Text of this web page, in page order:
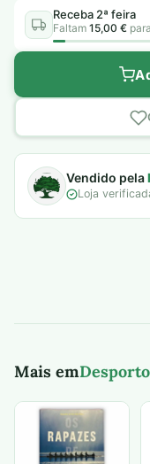
Receba 2ª feira
Faltam 15,00 €
Vendido pela
Loja
Mais emDesporto